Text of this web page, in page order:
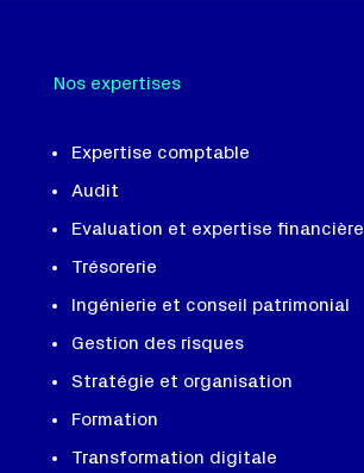
Nos expertises
Expertise comptable
Audit
Evaluation et expertise financière
Trésorerie
Ingénierie et conseil patrimonial
Gestion des risques
Stratégie et organisation
Formation
Transformation digitale